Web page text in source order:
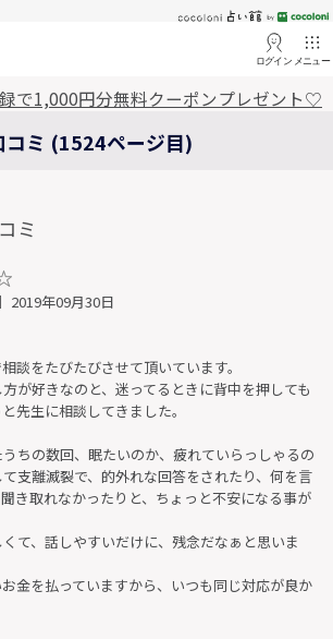
ログイン メニュー
録で1,000円分無料クーポンプレゼント♡
コミ (1524ページ目)
ミ
2019年09月30日
談をたびたびさせて頂いています。
が好きなのと、迷ってるときに背中を押しても
先生に相談してきました。
ちの数回、眠たいのか、疲れていらっしゃるの
支離滅裂で、的外れな回答をされたり、何を言
き取れなかったりと、ちょっと不安になる事が
て、話しやすいだけに、残念だなぁと思いま
金を払っていますから、いつも同じ対応が良か